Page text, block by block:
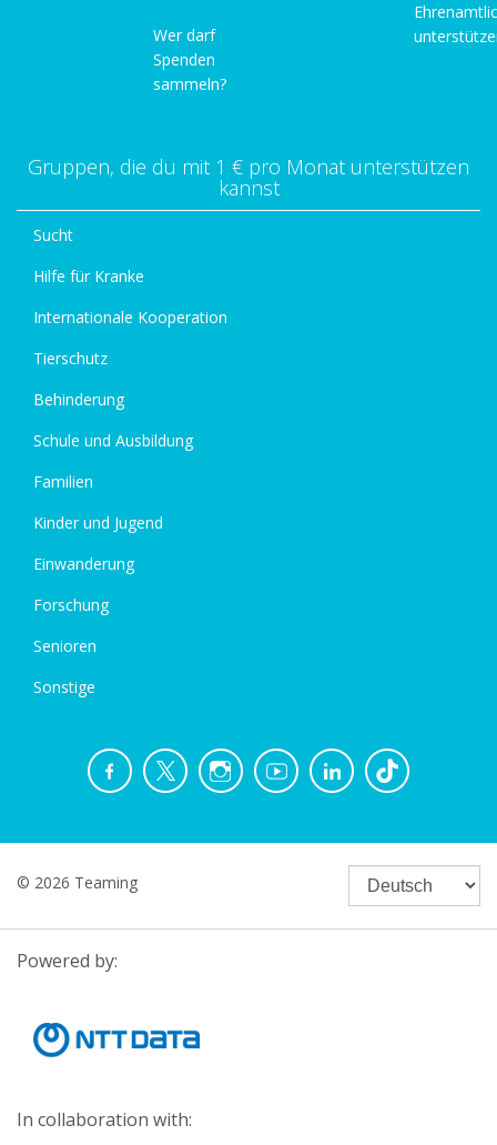
Wer darf
Spenden
sammeln?
Gruppen, die du mit 1 € pro Monat unterstützen
kannst
Sucht
Hilfe für Kranke
Internationale Kooperation
Tierschutz
Behinderung
Schule und Ausbildung
Familien
Kinder und Jugend
Einwanderung
Forschung
Senioren
Sonstige
© 2026 Teaming
Powered by:
In collaboration with: